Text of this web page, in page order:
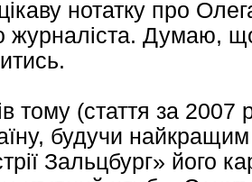
нотатку про
журналіста. Думаю,
тому (стаття за
будучи найкращим
Зальцбург» його